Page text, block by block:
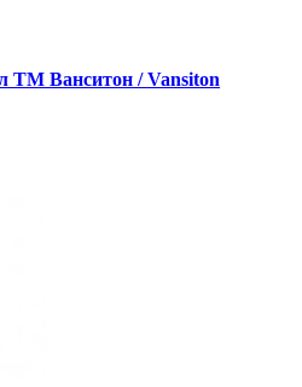
ТМ Ванситон / Vansiton